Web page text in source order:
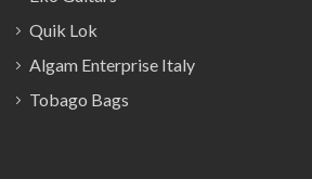
Quik Lok
Algam Enterprise Italy
Tobago Bags